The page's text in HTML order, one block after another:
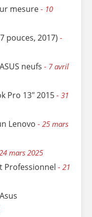
mesure
10
pouces, 2017)
neufs
7 avril
Pro 13″ 2015
31
Lenovo
25 mars
mars 2025
Professionnel
21